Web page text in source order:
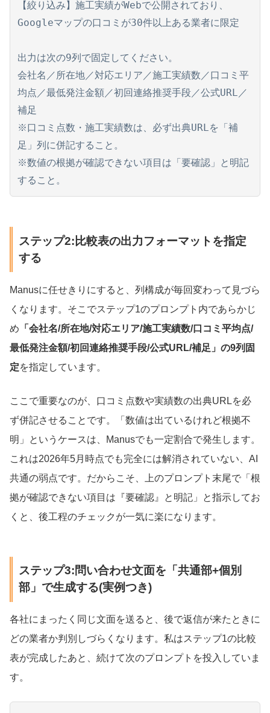
【絞り込み】施工実績がWebで公開されており、
Googleマップの口コミが30件以上ある業者に限定
出力は次の9列で固定してください。
会社名／所在地／対応エリア／施工実績数／口コミ平
均点／最低発注金額／初回連絡推奨手段／公式URL／
補足
※口コミ点数・施工実績数は、必ず出典URLを「補
足」列に併記すること。
※数値の根拠が確認できない項目は「要確認」と明記
すること。
ステップ2:比較表の出力フォーマットを指定
する
Manusに任せきりにすると、列構成が毎回変わって見づら
くなります。そこでステップ1のプロンプト内であらかじ
め 「会社名/所在地/対応エリア/施工実績数/口コミ平均点/
最低発注金額/初回連絡推奨手段/公式URL/補足」の9列固
定を指定しています。
ここで重要なのが、口コミ点数や実績数の出典URLを必
ず併記させることです。「数値は出ているけれど根拠不
明」というケースは、Manusでも一定割合で発生します。
これは2026年5月時点でも完全には解消されていない、AI
共通の弱点です。だからこそ、上のプロンプト末尾で「根
拠が確認できない項目は『要確認』と明記」と指示してお
くと、後工程のチェックが一気に楽になります。
ステップ3:問い合わせ文面を「共通部+個別
部」で生成する(実例つき)
各社にまったく同じ文面を送ると、後で返信が来たときに
どの業者か判別しづらくなります。私はステップ1の比較
表が完成したあと、続けて次のプロンプトを投入していま
す。